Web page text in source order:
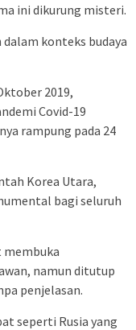
ini dikurung misteri.
konteks budaya
2019,
Covid-19
rampung pada 24
Korea Utara,
bagi seluruh
membuka
namun ditutup
penjelasan.
seperti Rusia yang